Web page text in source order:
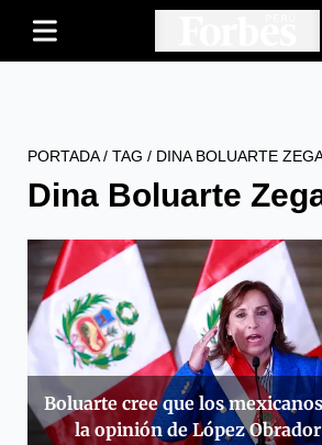
PORTADA/ TAG / DINA BOLUARTE
Dina Boluarte
Boluarte cree que los
la opinión de López